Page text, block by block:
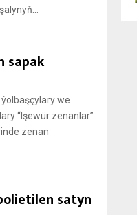
sapak
we
“Işewür zenanlar”
zenan
satyn